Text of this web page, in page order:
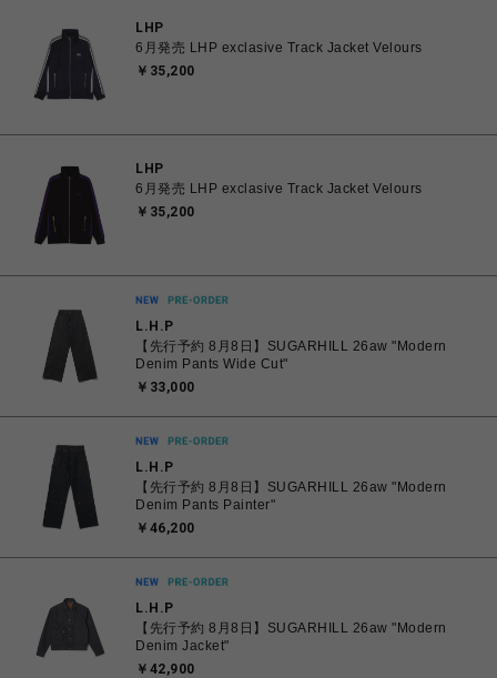
LHP
6月発売 LHP exclasive Track Jacket Velours
￥35,200
LHP
6月発売 LHP exclasive Track Jacket Velours
￥35,200
L.H.P
【先行予約 8月8日】SUGARHILL 26aw "Modern
Denim Pants Wide Cut"
￥33,000
L.H.P
【先行予約 8月8日】SUGARHILL 26aw "Modern
Denim Pants Painter"
￥46,200
L.H.P
【先行予約 8月8日】SUGARHILL 26aw "Modern
Denim Jacket"
￥42,900